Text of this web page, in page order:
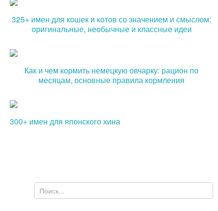
325+ имен для кошек и котов со значением и смыслом:
оригинальные, необычные и классные идеи
Как и чем кормить немецкую овчарку: рацион по
месяцам, основные правила кормления
300+ имен для японского хина
Форма поиска
Поиск